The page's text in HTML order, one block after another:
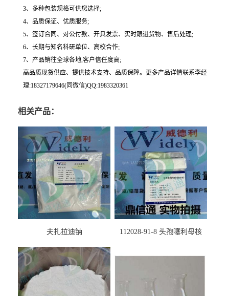
3、多种包装规格可供您选择;
4、品质保证、优质服务;
5、签订合同、对公付款、开具发票、实时跟进货物、售后处理;
6、长期与知名科研单位、高校合作;
7、产品销往全球各地,客户信任度高;
高品质现货供应、提供技术支持、品质保障。更多产品详情联系李经
理:18327179646(同微信)QQ:1983320361
相关产品：
夫扎拉迪钠
112028-91-8 头孢噻利母核